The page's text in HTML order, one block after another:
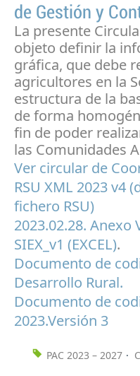
de Gestión y
La presente
objeto definir la
gráfica, que debe
agricultores en la
estructura de la
de forma
fin de poder
las Comunidades
Ver circular de
RSU XML 2023 v4
fichero RSU)
2023.02.28.
SIEX_v1 (EXCEL).
Documento de
Desarrollo Rural.
Documento de
2023.Versión 3
PAC 2023 – 2027